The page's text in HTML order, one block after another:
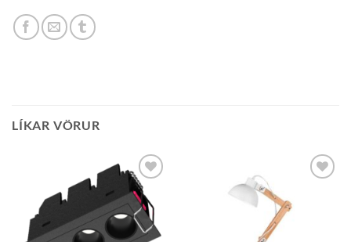
LÍKAR VÖRUR
Bæta á
óskalista